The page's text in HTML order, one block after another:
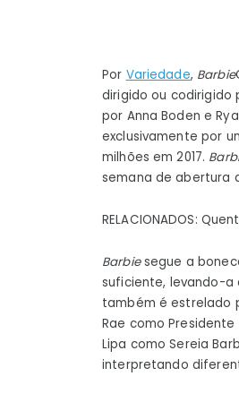
Por Variedade, Barbie
dirigido ou codirigido
por Anna Boden e
exclusivamente por
milhões em 2017.
semana de abertura
RELACIONADOS:
Barbiesegue a
suficiente, levando-a
também é estrelado
Rae como Presidente
Lipa como Sereia
interpretando